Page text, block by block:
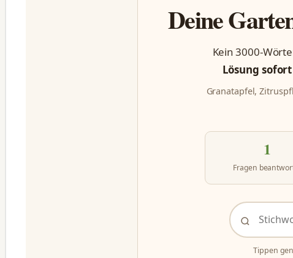
Deine
Kein 3000-
Lösung sofort
Granatapfel,
1
Fragen
Tippen